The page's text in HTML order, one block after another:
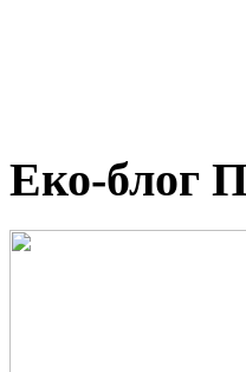
Еко-блог